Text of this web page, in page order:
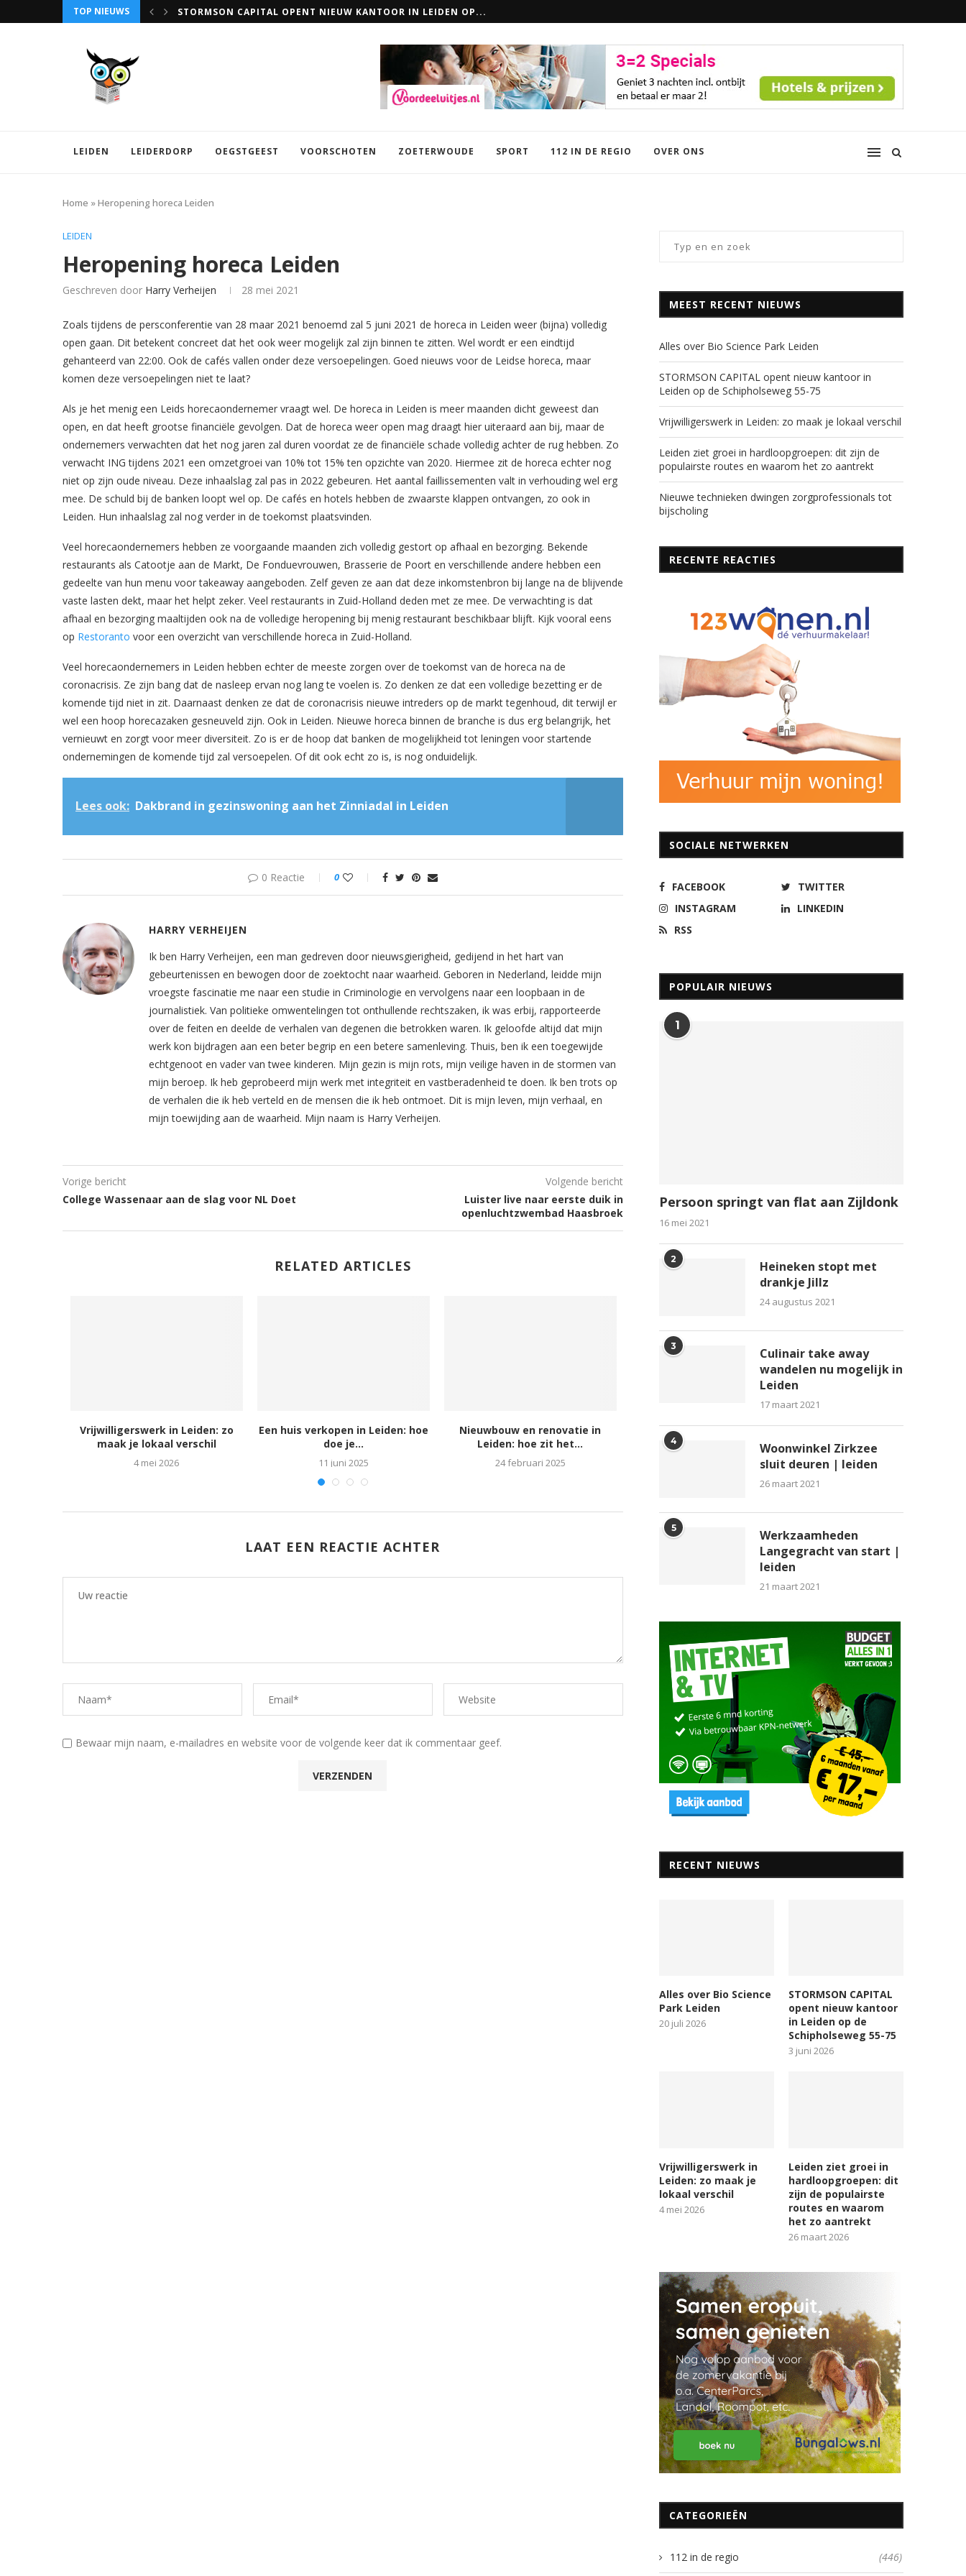
TOP NIEUWS
STORMSON CAPITAL OPENT NIEUW KANTOOR IN LEIDEN OP...
LEIDEN LEIDERDORP OEGSTGEEST VOORSCHOTEN ZOETERWOUDE SPORT 112 IN DE REGIO OVER ONS
Home »Heropening horeca Leiden
LEIDEN
Heropening horeca Leiden
Geschreven door Harry Verheijen 28 mei 2021
Zoals tijdens de persconferentie van 28 maar 2021 benoemd zal 5 juni 2021 de horeca in Leiden weer (bijna) volledig
open gaan. Dit betekent concreet dat het ook weer mogelijk zal zijn binnen te zitten. Wel wordt er een eindtijd
gehanteerd van 22:00. Ook de cafés vallen onder deze versoepelingen. Goed nieuws voor de Leidse horeca, maar
komen deze versoepelingen niet te laat?
Als je het menig een Leids horecaondernemer vraagt wel. De horeca in Leiden is meer maanden dicht geweest dan
open, en dat heeft grootse financiële gevolgen. Dat de horeca weer open mag draagt hier uiteraard aan bij, maar de
ondernemers verwachten dat het nog jaren zal duren voordat ze de financiële schade volledig achter de rug hebben. Zo
verwacht ING tijdens 2021 een omzetgroei van 10% tot 15% ten opzichte van 2020. Hiermee zit de horeca echter nog
niet op zijn oude niveau. Deze inhaalslag zal pas in 2022 gebeuren. Het aantal faillissementen valt in verhouding wel erg
mee. De schuld bij de banken loopt wel op. De cafés en hotels hebben de zwaarste klappen ontvangen, zo ook in
Leiden. Hun inhaalslag zal nog verder in de toekomst plaatsvinden.
Veel horecaondernemers hebben ze voorgaande maanden zich volledig gestort op afhaal en bezorging. Bekende
restaurants als Catootje aan de Markt, De Fonduevrouwen, Brasserie de Poort en verschillende andere hebben een
gedeelte van hun menu voor takeaway aangeboden. Zelf geven ze aan dat deze inkomstenbron bij lange na de blijvende
vaste lasten dekt, maar het helpt zeker. Veel restaurants in Zuid-Holland deden met ze mee. De verwachting is dat
afhaal en bezorging maaltijden ook na de volledige heropening bij menig restaurant beschikbaar blijft. Kijk vooral eens
op Restoranto voor een overzicht van verschillende horeca in Zuid-Holland.
Veel horecaondernemers in Leiden hebben echter de meeste zorgen over de toekomst van de horeca na de
coronacrisis. Ze zijn bang dat de nasleep ervan nog lang te voelen is. Zo denken ze dat een volledige bezetting er de
komende tijd niet in zit. Daarnaast denken ze dat de coronacrisis nieuwe intreders op de markt tegenhoud, dit terwijl er
wel een hoop horecazaken gesneuveld zijn. Ook in Leiden. Nieuwe horeca binnen de branche is dus erg belangrijk, het
vernieuwt en zorgt voor meer diversiteit. Zo is er de hoop dat banken de mogelijkheid tot leningen voor startende
ondernemingen de komende tijd zal versoepelen. Of dit ook echt zo is, is nog onduidelijk.
Lees ook: Dakbrand in gezinswoning aan het Zinniadal in Leiden
0 Reactie 0
HARRY VERHEIJEN
Ik ben Harry Verheijen, een man gedreven door nieuwsgierigheid, gedijend in het hart van
gebeurtenissen en bewogen door de zoektocht naar waarheid. Geboren in Nederland, leidde mijn
vroegste fascinatie me naar een studie in Criminologie en vervolgens naar een loopbaan in de
journalistiek. Van politieke omwentelingen tot onthullende rechtszaken, ik was erbij, rapporteerde
over de feiten en deelde de verhalen van degenen die betrokken waren. Ik geloofde altijd dat mijn
werk kon bijdragen aan een beter begrip en een betere samenleving. Thuis, ben ik een toegewijde
echtgenoot en vader van twee kinderen. Mijn gezin is mijn rots, mijn veilige haven in de stormen van
mijn beroep. Ik heb geprobeerd mijn werk met integriteit en vastberadenheid te doen. Ik ben trots op
de verhalen die ik heb verteld en de mensen die ik heb ontmoet. Dit is mijn leven, mijn verhaal, en
mijn toewijding aan de waarheid. Mijn naam is Harry Verheijen.
Vorige bericht
College Wassenaar aan de slag voor NL Doet
Volgende bericht
Luister live naar eerste duik in
openluchtzwembad Haasbroek
RELATED ARTICLES
Vrijwilligerswerk in Leiden: zo
maak je lokaal verschil
4 mei 2026
Een huis verkopen in Leiden: hoe
doe je...
11 juni 2025
Nieuwbouw en renovatie in
Leiden: hoe zit het...
24 februari 2025
Leiden: een stad van kennis en
geschiedenis
Wat kun je doen als
12 september 2024
LAAT EEN REACTIE ACHTER
Bewaar mijn naam, e-mailadres en website voor de volgende keer dat ik commentaar geef.
MEEST RECENT NIEUWS
Alles over Bio Science Park Leiden
STORMSON CAPITAL opent nieuw kantoor in
Leiden op de Schipholseweg 55-75
Vrijwilligerswerk in Leiden: zo maak je lokaal verschil
Leiden ziet groei in hardloopgroepen: dit zijn de
populairste routes en waarom het zo aantrekt
Nieuwe technieken dwingen zorgprofessionals tot
bijscholing
RECENTE REACTIES
SOCIALE NETWERKEN
FACEBOOK
TWITTER
INSTAGRAM
LINKEDIN
RSS
POPULAIR NIEUWS
1
Persoon springt van flat aan Zijldonk
16 mei 2021
2
Heineken stopt met
drankje Jillz
24 augustus 2021
3
Culinair take away
wandelen nu mogelijk in
Leiden
17 maart 2021
4
Woonwinkel Zirkzee
sluit deuren | leiden
26 maart 2021
5
Werkzaamheden
Langegracht van start |
leiden
21 maart 2021
RECENT NIEUWS
Alles over Bio Science
Park Leiden
20 juli 2026
STORMSON CAPITAL
opent nieuw kantoor
in Leiden op de
Schipholseweg 55-75
3 juni 2026
Vrijwilligerswerk in
Leiden: zo maak je
lokaal verschil
4 mei 2026
Leiden ziet groei in
hardloopgroepen: dit
zijn de populairste
routes en waarom
het zo aantrekt
26 maart 2026
CATEGORIEËN
112 in de regio (446)